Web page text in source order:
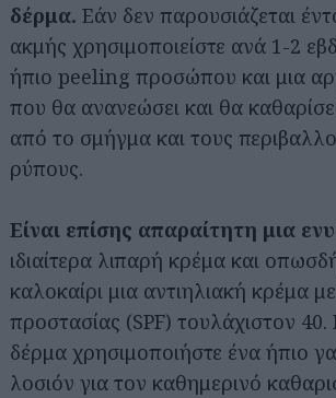
δέρμα. Εάν δεν παρουσιάζεται
ακμής χρησιμοποιείστε ανά 1-2
ήπιο peeling προσώπου και μια
που θα ανανεώσει και θα
από το σμήγμα και τους
ρύπους.
Είναι επίσης απαραίτητη μια
ιδιαίτερα λιπαρή κρέμα και
καλοκαίρι μια αντιηλιακή κρέμα
προστασίας (SPF) τουλάχιστον 40.
δέρμα χρησιμοποιήστε ένα ήπιο
λοσιόν για τον καθημερινό